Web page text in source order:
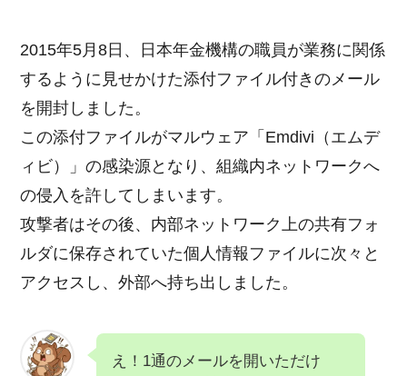
2015年5月8日、日本年金機構の職員が業務に関係
するように見せかけた添付ファイル付きのメール
を開封しました。
この添付ファイルがマルウェア「Emdivi（エムデ
ィビ）」の感染源となり、組織内ネットワークへ
の侵入を許してしまいます。
攻撃者はその後、内部ネットワーク上の共有フォ
ルダに保存されていた個人情報ファイルに次々と
アクセスし、外部へ持ち出しました。
え！1通のメールを開いただけ